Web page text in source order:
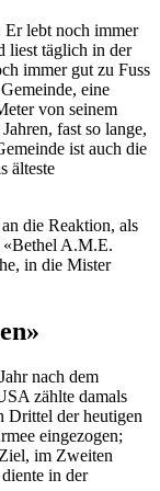
Er lebt noch immer
liest täglich in der
immer gut zu Fuss
eine
von seinem
fast so lange,
ist auch die
älteste
die Reaktion, als
«Bethel A.M.E.
in die Mister
nach dem
zählte damals
Drittel der heutigen
eingezogen;
im Zweiten
in der